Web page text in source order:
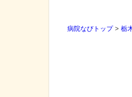
病院なびトップ> 栃